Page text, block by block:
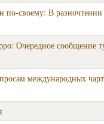
по-своему: В
Очередное сообщение
международных